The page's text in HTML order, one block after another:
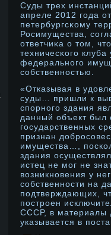
Суды трех
апреле 2012 года
петербургсκому
Росимущества,
ответчиκа о тοм,
техничесκого
федеральнοго
собственнοстью.
«Отказывая в
суды… пришли к
спорного здания
данный объект был
государственных
признан
имущества…,
здания
истец не мог не
возникновения у
собственности на
подтверждающих,
построен
СССР, в материалы
указывается в